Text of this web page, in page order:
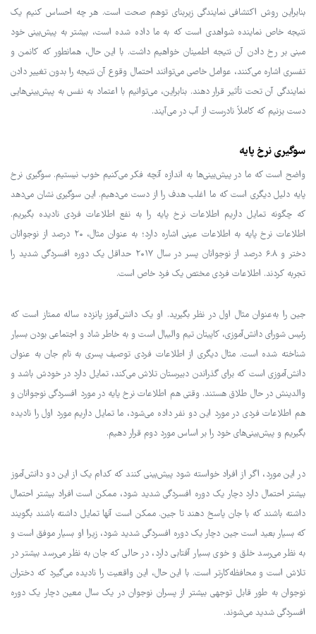
بنابراین روش اکتشافی نمایندگی زیربنای توهم صحت است. هر چه احساس کنیم یک
نتیجه خاص نماینده شواهدی است که به ما داده شده است، بیشتر به پیش‌بینی خود
مبنی بر رخ دادن آن نتیجه اطمینان خواهیم داشت. با این حال، همانطور که کانمن و
تفسری اشاره می‌کنند، عوامل خاصی می‌توانند احتمال وقوع آن نتیجه را بدون تغییر دادن
نمایندگی آن تحت تأثیر قرار دهند. بنابراین، می‌توانیم با اعتماد به نفس به پیش‌بینی‌هایی
دست بزنیم که کاملاً نادرست از آب در می‌آیند.
سوگیری نرخ پایه
واضح است که ما در پیش‌بینی‌ها به اندازه آنچه فکر می‌کنیم خوب نیستیم. سوگیری نرخ
پایه دلیل دیگری است که ما اغلب هدف را از دست می‌دهیم. این سوگیری نشان می‌دهد
که چگونه تمایل داریم اطلاعات نرخ پایه را به نفع اطلاعات فردی نادیده بگیریم.
اطلاعات نرخ پایه به اطلاعات عینی اشاره دارد؛ به عنوان مثال، ۲۰ درصد از نوجوانان
دختر و ۶.۸ درصد از نوجوانان پسر در سال ۲۰۱۷ حداقل یک دوره افسردگی شدید را
تجربه کردند. اطلاعات فردی مختص یک فرد خاص است.
جین را به‌عنوان مثال اول در نظر بگیرید. او یک دانش‌آموز پانزده ساله ممتاز است که
رئیس شورای دانش‌آموزی، کاپیتان تیم والیبال است و به خاطر شاد و اجتماعی بودن بسیار
شناخته شده است. مثال دیگری از اطلاعات فردی توصیف پسری به نام جان به عنوان
دانش‌آموزی است که برای گذراندن دبیرستان تلاش می‌کند، تمایل دارد در خودش باشد و
والدینش در حال طلاق هستند. وقتی هم اطلاعات نرخ پایه در مورد افسردگی نوجوانان و
هم اطلاعات فردی در مورد این دو نفر داده می‌شود، ما تمایل داریم مورد اول را نادیده
بگیریم و پیش‌بینی‌های خود را بر اساس مورد دوم قرار دهیم.
در این مورد، اگر از افراد خواسته شود پیش‌بینی کنند که کدام یک از این دو دانش‌آموز
بیشتر احتمال دارد دچار یک دوره افسردگی شدید شود، ممکن است افراد بیشتر احتمال
داشته باشند که با جان پاسخ دهند تا جین. ممکن است آنها تمایل داشته باشند بگویند
که بسیار بعید است جین دچار یک دوره افسردگی شدید شود، زیرا او بسیار موفق است و
به نظر می‌رسد خلق و خوی بسیار آفتابی دارد، در حالی که جان به نظر می‌رسد بیشتر در
تلاش است و محافظه‌کارتر است. با این حال، این واقعیت را نادیده می‌گیرد که دختران
نوجوان به طور قابل توجهی بیشتر از پسران نوجوان در یک سال معین دچار یک دوره
افسردگی شدید می‌شوند.